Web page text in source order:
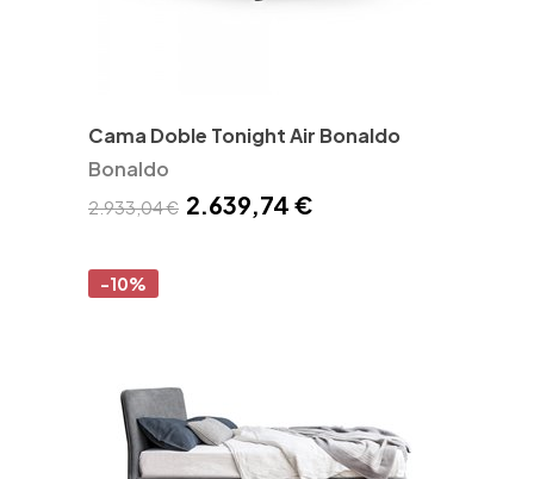
Cama Doble Tonight Air Bonaldo
Bonaldo
2.933,04 € 2.639,74 €
-10%